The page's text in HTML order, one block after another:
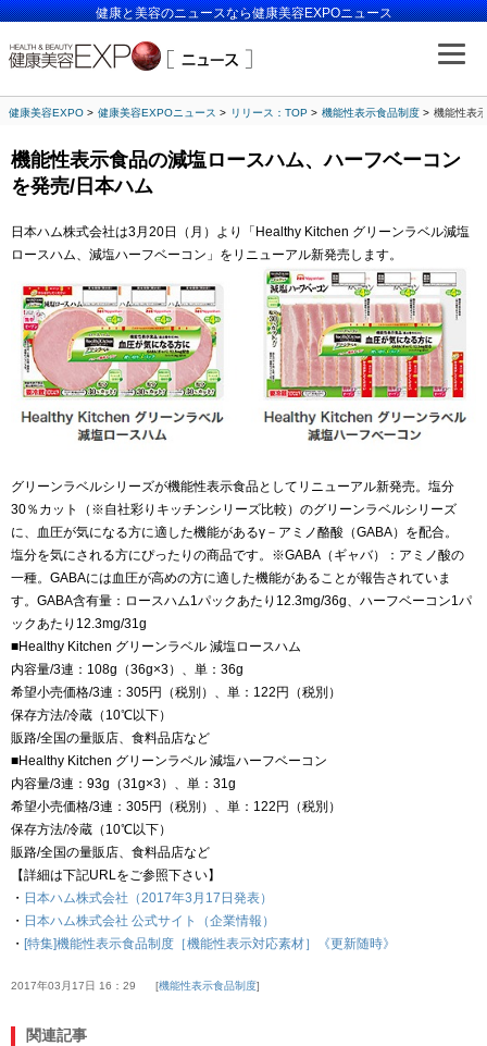
健康と美容のニュースなら健康美容EXPOニュース
健康美容EXPO 健康美容EXPOニュース リリース：TOP 機能性表示食品制度 機能性表
機能性表示食品の減塩ロースハム、ハーフベーコン
を発売/日本ハム
日本ハム株式会社は3月20日（月）より「Healthy Kitchen グリーンラベル減塩
ロースハム、減塩ハーフベーコン」をリニューアル新発売します。
グリーンラベルシリーズが機能性表示食品としてリニューアル新発売。塩分
30％カット（※自社彩りキッチンシリーズ比較）のグリーンラベルシリーズ
に、血圧が気になる方に適した機能があるγ－アミノ酪酸（GABA）を配合。
塩分を気にされる方にぴったりの商品です。※GABA（ギャバ）：アミノ酸の
一種。GABAには血圧が高めの方に適した機能があることが報告されていま
す。GABA含有量：ロースハム1パックあたり12.3mg/36g、ハーフベーコン1パ
ックあたり12.3mg/31g
■Healthy Kitchen グリーンラベル 減塩ロースハム
内容量/3連：108g（36g×3）、単：36g
希望小売価格/3連：305円（税別）、単：122円（税別）
保存方法/冷蔵（10℃以下）
販路/全国の量販店、食料品店など
■Healthy Kitchen グリーンラベル 減塩ハーフベーコン
内容量/3連：93g（31g×3）、単：31g
希望小売価格/3連：305円（税別）、単：122円（税別）
保存方法/冷蔵（10℃以下）
販路/全国の量販店、食料品店など
【詳細は下記URLをご参照下さい】
・ 日本ハム株式会社（2017年3月17日発表）
・ 日本ハム株式会社 公式サイト（企業情報）
・ [特集]機能性表示食品制度［機能性表示対応素材］《更新随時》
2017年03月17日 16：29 機能性表示食品制度
関連記事